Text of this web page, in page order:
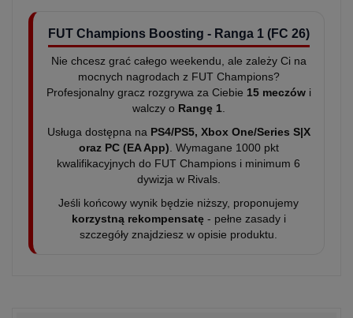
FUT Champions Boosting - Ranga 1 (FC 26)
Nie chcesz grać całego weekendu, ale zależy Ci na
mocnych nagrodach z FUT Champions?
Profesjonalny gracz rozgrywa za Ciebie 15 meczówi
walczy o Rangę 1.
Usługa dostępna na PS4/PS5, Xbox One/Series S|X
oraz PC (EA App). Wymagane 1000 pkt
kwalifikacyjnych do FUT Champions i minimum 6
dywizja w Rivals.
Jeśli końcowy wynik będzie niższy, proponujemy
korzystną rekompensatę- pełne zasady i
szczegóły znajdziesz w opisie produktu.